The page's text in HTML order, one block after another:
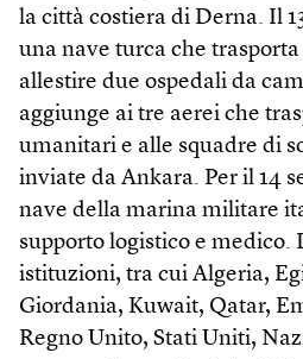
la città costiera di Derna. Il
una nave turca che
allestire due ospedali da
aggiunge ai tre aerei che
umanitari e alle squadre di
inviate da Ankara. Per il 14
nave della marina militare
supporto logistico e medico.
istituzioni, tra cui Algeria,
Giordania, Kuwait, Qatar,
Regno Unito, Stati Uniti,